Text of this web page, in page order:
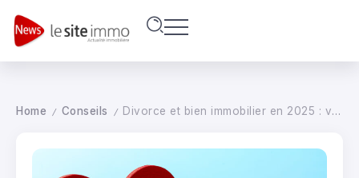
Home / Conseils / Divorce et bien immobilier en 2025 : vendre, racheter ou rester ?